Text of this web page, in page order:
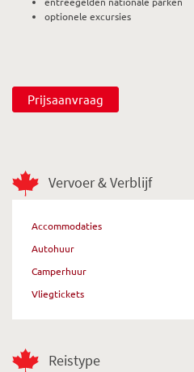
Vervoer & Verblijf
Accommodaties
Autohuur
Camperhuur
Vliegtickets
Reistype
optionele excursies
Prijsaanvraag